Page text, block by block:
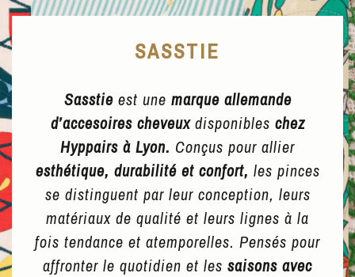
SASSTIE
Sasstieest une marque allemande
d’accesoires cheveuxdisponibles chez
Hyppairs à Lyon. Conçus pour allier
esthétique, durabilité et confort, les pinces
se distinguent par leur conception, leurs
matériaux de qualité et leurs lignes à la
fois tendance et atemporelles. Pensés pour
affronter le quotidien et les saisons avec